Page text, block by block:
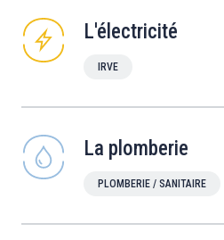
L'électricité
IRVE
La plomberie
PLOMBERIE / SANITAIRE